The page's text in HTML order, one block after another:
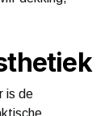
is de